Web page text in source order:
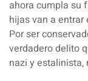
ahora cumpla su
hijas van a entrar
Por ser
verdadero delito
nazi y estalinista,